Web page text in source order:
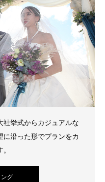
挙式からカジュアルな
沿った形でプランをカ
グ